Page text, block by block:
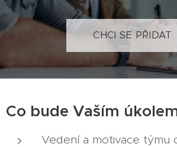
CHCI SE PŘIDAT
Co bude Vaším
Vedení a motivace týmu